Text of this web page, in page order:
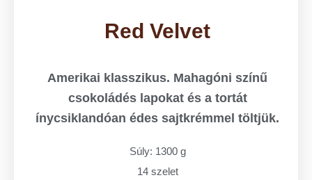
Red Velvet
Amerikai klasszikus. Mahagóni színű
csokoládés lapokat és a tortát
ínycsiklandóan édes sajtkrémmel töltjük.
Súly: 1300 g
14 szelet